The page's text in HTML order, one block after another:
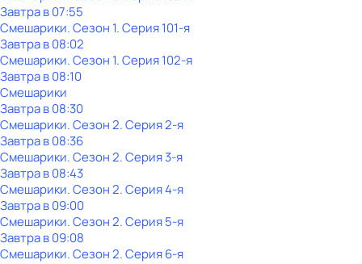
Завтра в 07:55
Смешарики. Сезон 1. Серия 101-я
Завтра в 08:02
Смешарики. Сезон 1. Серия 102-я
Завтра в 08:10
Смешарики
Завтра в 08:30
Смешарики. Сезон 2. Серия 2-я
Завтра в 08:36
Смешарики. Сезон 2. Серия 3-я
Завтра в 08:43
Смешарики. Сезон 2. Серия 4-я
Завтра в 09:00
Смешарики. Сезон 2. Серия 5-я
Завтра в 09:08
Смешарики. Сезон 2. Серия 6-я